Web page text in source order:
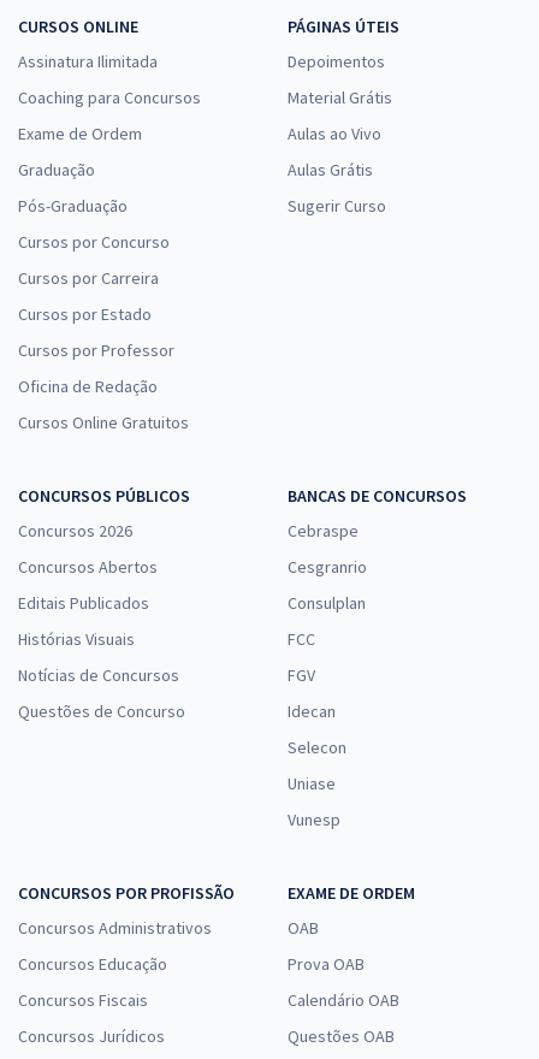
CURSOS ONLINE
Assinatura Ilimitada
Coaching para Concursos
Exame de Ordem
Graduação
Pós-Graduação
Cursos por Concurso
Cursos por Carreira
Cursos por Estado
Cursos por Professor
Oficina de Redação
Cursos Online Gratuitos
PÁGINAS ÚTEIS
Depoimentos
Material Grátis
Aulas ao Vivo
Aulas Grátis
Sugerir Curso
CONCURSOS PÚBLICOS
Concursos 2026
Concursos Abertos
Editais Publicados
Histórias Visuais
Notícias de Concursos
Questões de Concurso
BANCAS DE CONCURSOS
Cebraspe
Cesgranrio
Consulplan
FCC
FGV
Idecan
Selecon
Uniase
Vunesp
CONCURSOS POR PROFISSÃO
Concursos Administrativos
Concursos Educação
Concursos Fiscais
Concursos Jurídicos
EXAME DE ORDEM
OAB
Prova OAB
Calendário OAB
Questões OAB